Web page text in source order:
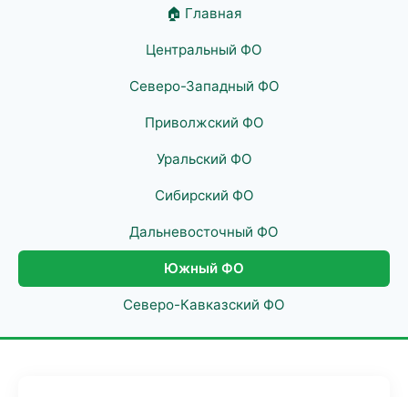
🏠 Главная
Центральный ФО
Северо-Западный ФО
Приволжский ФО
Уральский ФО
Сибирский ФО
Дальневосточный ФО
Южный ФО
Северо-Кавказский ФО